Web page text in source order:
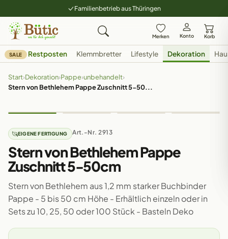
Familienbetrieb aus Thüringen
Merken Konto Korb
SALE Restposten Klemmbretter Lifestyle Dekoration
Start›Dekoration›Pappe›unbehandelt›
Stern von Bethlehem Pappe Zuschnitt 5-50...
EIGENE FERTIGUNG Art.-Nr. 2913
Stern von Bethlehem Pappe
Zuschnitt 5-50cm
Stern von Bethlehem aus 1,2 mm starker Buchbinder
Pappe - 5 bis 50 cm Höhe - Erhältlich einzeln oder in
Sets zu 10, 25, 50 oder 100 Stück - Basteln Deko